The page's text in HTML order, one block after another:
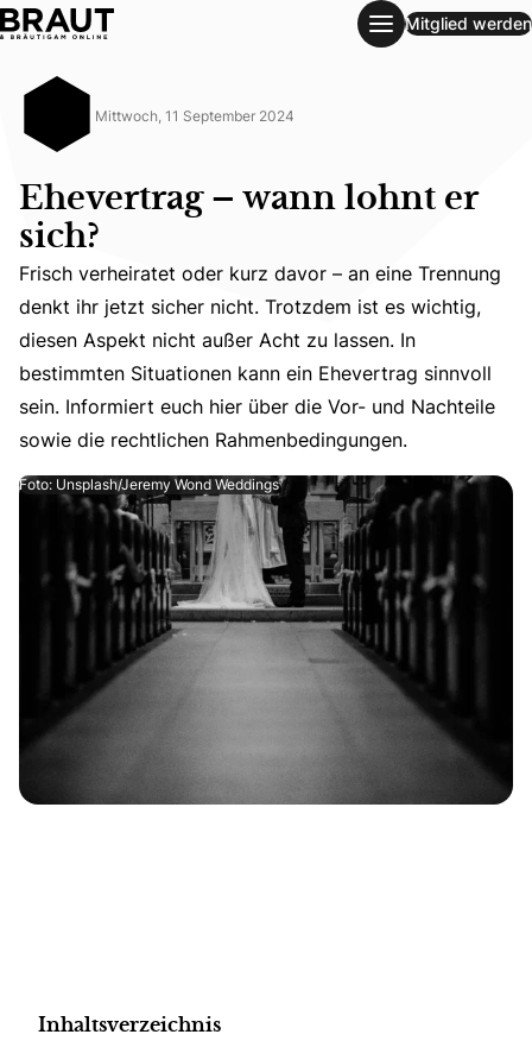
Mitglied werden
Mittwoch, 11 September 2024
Ehevertrag – wann lohnt er
sich?
Frisch verheiratet oder kurz davor – an eine Trennung
Frisch verheiratet oder kurz davor – an eine Trennung
denkt ihr jetzt sicher nicht. Trotzdem ist es wichtig,
diesen Aspekt nicht außer Acht zu lassen. In
bestimmten Situationen kann ein Ehevertrag sinnvoll
sein. Informiert euch hier über die Vor- und Nachteile
sowie die rechtlichen Rahmenbedingungen.
Foto: Unsplash/Jeremy Wond Weddings
Inhaltsverzeichnis